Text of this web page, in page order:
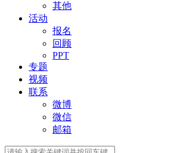
其他
活动
报名
回顾
PPT
专题
视频
联系
微博
微信
邮箱